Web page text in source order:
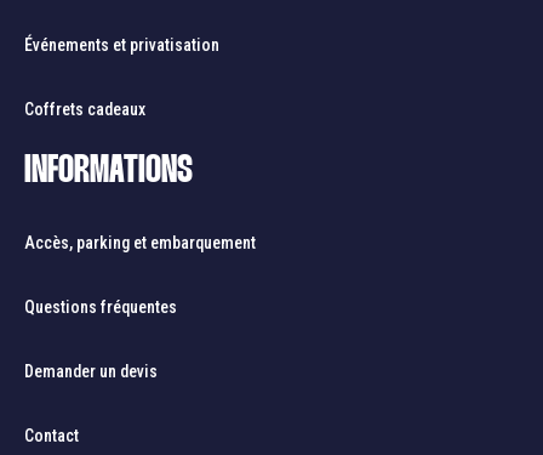
Événements et privatisation
Coffrets cadeaux
INFORMATIONS
Accès, parking et embarquement
Questions fréquentes
Demander un devis
Contact